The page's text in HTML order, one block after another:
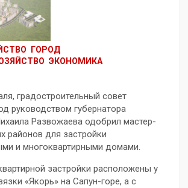
ГОРОД
ЭКОНОМИКА
градостроительный совет
руководством губернатора
Развожаева одобрил мастер-
районов для застройки
и многоквартирными домами.
застройки расположены у
«Якорь» на Сапун-горе, а с